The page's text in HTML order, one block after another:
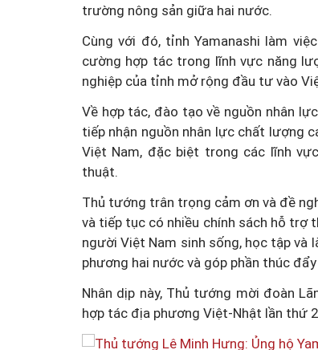
trường nông sản giữa hai nước.
Cùng với đó, tỉnh Yamanashi làm
cường hợp tác trong lĩnh vực năng
nghiệp của tỉnh mở rộng đầu tư vào
Về hợp tác, đào tạo về nguồn nhân
tiếp nhận nguồn nhân lực chất lượng
Việt Nam, đặc biệt trong các lĩnh
thuật.
Thủ tướng trân trọng cảm ơn và đề
và tiếp tục có nhiều chính sách hỗ trợ
người Việt Nam sinh sống, học tập và
phương hai nước và góp phần thúc
Nhân dịp này, Thủ tướng mời đoàn
hợp tác địa phương Việt-Nhật lần thứ
Vai trò của Hội
trong thúc đẩy tiến
đổi số quốc gia và
dân số